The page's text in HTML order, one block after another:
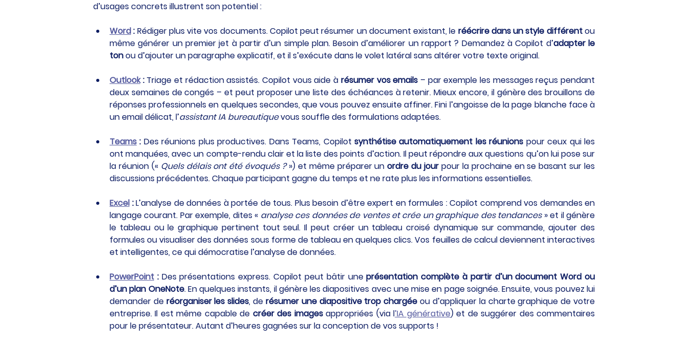
d’usages concrets illustrent son potentiel :
Word : Rédiger plus vite vos documents. Copilot peut résumer un document existant, le réécrire dans un style différent ou
même générer un premier jet à partir d’un simple plan. Besoin d’améliorer un rapport ? Demandez à Copilot d’adapter le
ton ou d’ajouter un paragraphe explicatif, et il s’exécute dans le volet latéral sans altérer votre texte original.
Outlook : Triage et rédaction assistés. Copilot vous aide à résumer vos emails – par exemple les messages reçus pendant
deux semaines de congés – et peut proposer une liste des échéances à retenir. Mieux encore, il génère des brouillons de
réponses professionnels en quelques secondes, que vous pouvez ensuite affiner. Fini l’angoisse de la page blanche face à
un email délicat, l’assistant IA bureautique vous souffle des formulations adaptées.
Teams : Des réunions plus productives. Dans Teams, Copilot synthétise automatiquement les réunions pour ceux qui les
ont manquées, avec un compte-rendu clair et la liste des points d’action. Il peut répondre aux questions qu’on lui pose sur
la réunion (« Quels délais ont été évoqués ? ») et même préparer un ordre du jour pour la prochaine en se basant sur les
discussions précédentes. Chaque participant gagne du temps et ne rate plus les informations essentielles.
Excel : L’analyse de données à portée de tous. Plus besoin d’être expert en formules : Copilot comprend vos demandes en
langage courant. Par exemple, dites « analyse ces données de ventes et crée un graphique des tendances » et il génère
le tableau ou le graphique pertinent tout seul. Il peut créer un tableau croisé dynamique sur commande, ajouter des
formules ou visualiser des données sous forme de tableau en quelques clics. Vos feuilles de calcul deviennent interactives
et intelligentes, ce qui démocratise l’analyse de données.
PowerPoint : Des présentations express. Copilot peut bâtir une présentation complète à partir d’un document Word ou
d’un plan OneNote. En quelques instants, il génère les diapositives avec une mise en page soignée. Ensuite, vous pouvez lui
demander de réorganiser les slides, de résumer une diapositive trop chargée ou d’appliquer la charte graphique de votre
entreprise. Il est même capable de créer des images appropriées (via l’IA générative) et de suggérer des commentaires
pour le présentateur. Autant d’heures gagnées sur la conception de vos supports !